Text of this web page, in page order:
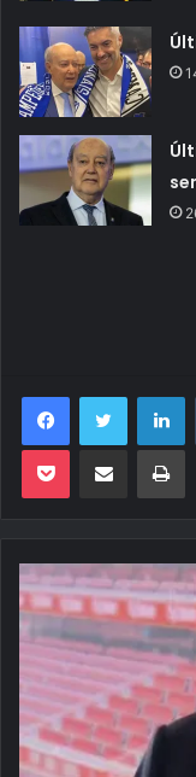
FacebookTwitter
Pocket Compartilhar via e-mail